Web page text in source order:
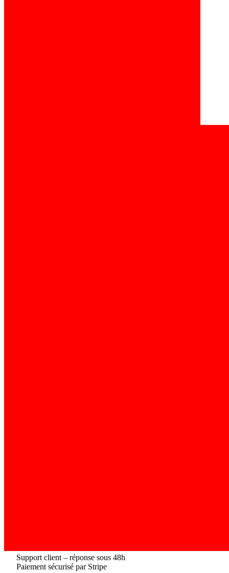
Support client – réponse sous 48h
Paiement sécurisé par Stripe